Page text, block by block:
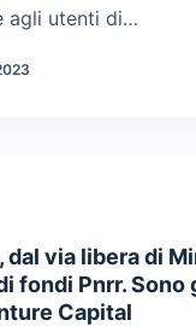
agli utenti di…
dal via libera di
fondi Pnrr. Sono
Capital